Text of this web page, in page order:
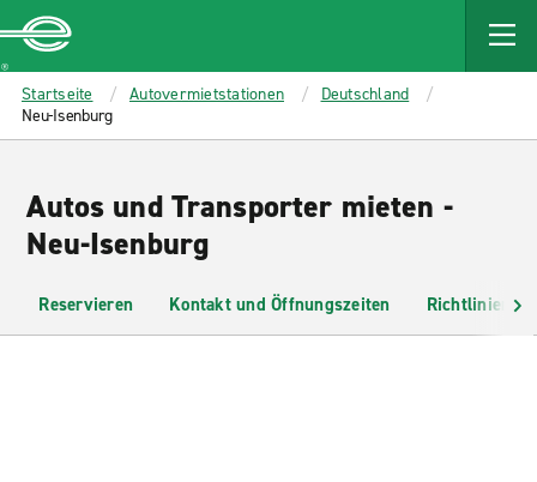
MAIN
CONTENT
Enterprise
Startseite Autovermietstationen
Deutschland
Neu-Isenburg
Autos und Transporter mieten -
Neu-Isenburg
Reservieren Kontakt und Öffnungszeiten Richtlinien